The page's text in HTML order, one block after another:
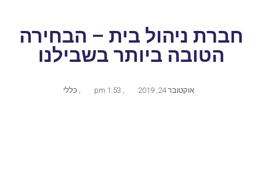
חברת ניהול בית – הבחירה
הטובה ביותר בשבילנו
אוקטובר 24, 2019 כללי